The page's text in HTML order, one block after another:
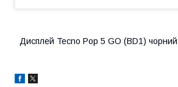
Дисплей Tecno Pop 5 GO (BD1) чорний